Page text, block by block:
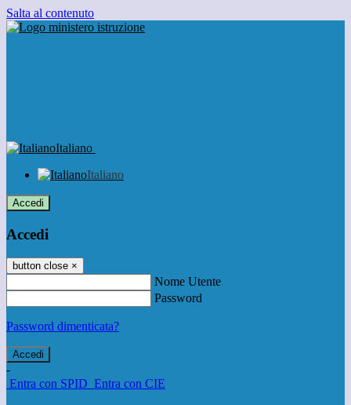
Salta al contenuto
Italiano
Italiano
Accedi
Accedi
button close ×
Nome Utente
Password
Password dimenticata?
-
Entra con SPID Entra con CIE